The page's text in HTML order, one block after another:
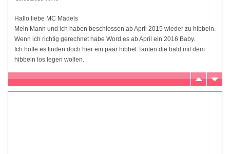
Hallo liebe MC Mädels
Mein Mann und ich haben beschlossen ab April 2015 wieder zu hibbeln.
Wenn ich richtig gerechnet habe Word es ab April ein 2016 Baby.
Ich hoffe es finden doch hier ein paar hibbel Tanten die bald mit dem
hibbeln los legen wollen.